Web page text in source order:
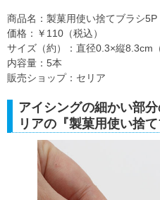
商品名：製菓用使い捨てブラシ5P
価格：￥110（税込）
サイズ（約）：直径0.3×縦8.3cm
内容量：5本
販売ショップ：セリア
アイシングの細かい部
リアの『製菓用使い捨て